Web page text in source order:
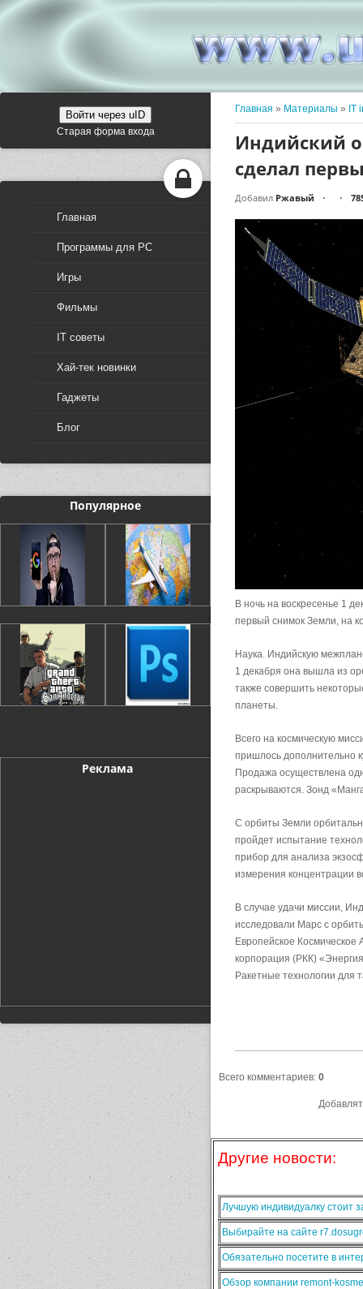
Войти через uID
Старая форма входа
Главная
Программы для PC
Игры
Фильмы
IT советы
Хай-тек новинки
Гаджеты
Блог
Популярное
Реклама
Главная » Материалы » IT
Индийский
сделал
Добавил Ржавый • •
В ночь на воскресенье 1
первый снимок Земли, на
Наука. Индийскую
1 декабря она вышла из
также совершить
планеты.
Всего на космическую
пришлось дополнительно
Продажа осуществлена
раскрываются. Зонд
С орбиты Земли
пройдет испытание
прибор для анализа
измерения концентрации
В случае удачи миссии,
исследовали Марс с
Европейское
корпорация (РКК)
Ракетные технологии для
Всего комментариев: 0
Другие новости:
Лучшую индивидуалку стоит
Выбирайте на сайте
Обязательно посетите в
Обзор компании remont-